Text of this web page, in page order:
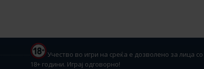
Учество во игри на среќа е дозволено за лица со
18+ години. Играј одговорно!